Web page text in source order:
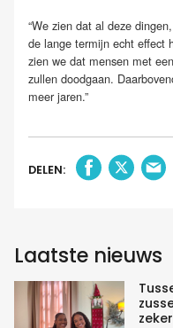
“We zien dat al deze
de lange termijn echt effect
zien we dat mensen met
zullen doodgaan.
meer jaren.”
DELEN:
Laatste nieuws